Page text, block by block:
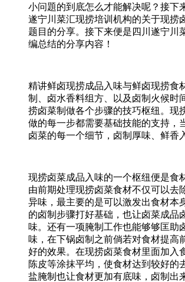
小问題的到底怎么才能解决呢？接下
遂宁川菜汇现捞培训机构的关于现捞
题目的分享。接下来便是四川遂宁川
编总结的分享内容！
精讲鲜卤现捞成品入味与鲜卤现捞食
制、卤水香料组方、以及卤制火候时
捞卤菜制做各个步骤的技巧枢纽。现
做的每一步都需要基础技能的支持，
卤菜的每一个细节，卤制厚味、鲜香
现捞卤菜成品入味的一个枢纽便是食
由前期处理现捞卤菜食材不仅可以去
异味，最主要的是可以激发出食材本
的卤制步骤打好基础，也让卤菜成品
味。还有一项腌制工作也能够够匡助
味，在下锅卤制之前倘若对食材提高
好的效果。在现捞卤菜食材里面加入
陈皮等涂抹平均，使食材达到较好的
盐腌制也让食材更加有底味，卤制出